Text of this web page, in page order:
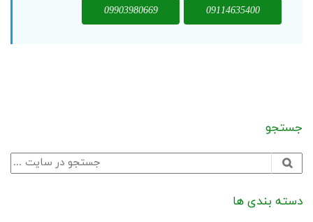
09114635400
09903980669
جستجو
دسته بندی ها